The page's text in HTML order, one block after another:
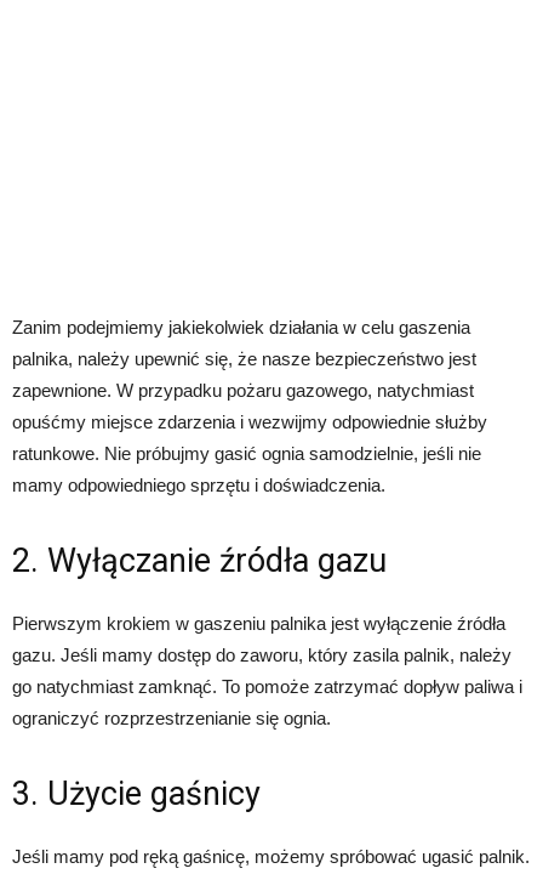
Zanim podejmiemy jakiekolwiek działania w celu gaszenia
palnika, należy upewnić się, że nasze bezpieczeństwo jest
zapewnione. W przypadku pożaru gazowego, natychmiast
opuśćmy miejsce zdarzenia i wezwijmy odpowiednie służby
ratunkowe. Nie próbujmy gasić ognia samodzielnie, jeśli nie
mamy odpowiedniego sprzętu i doświadczenia.
2. Wyłączanie źródła gazu
Pierwszym krokiem w gaszeniu palnika jest wyłączenie źródła
gazu. Jeśli mamy dostęp do zaworu, który zasila palnik, należy
go natychmiast zamknąć. To pomoże zatrzymać dopływ paliwa i
ograniczyć rozprzestrzenianie się ognia.
3. Użycie gaśnicy
Jeśli mamy pod ręką gaśnicę, możemy spróbować ugasić palnik.